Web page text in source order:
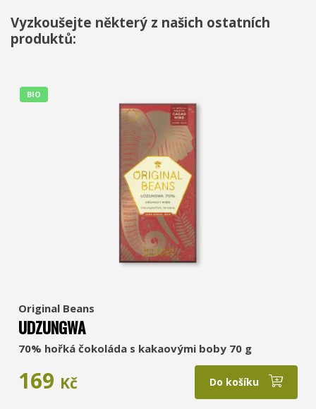
Vyzkoušejte některý z našich ostatních
produktů:
BIO
Original Beans
UDZUNGWA
70% hořká čokoláda s kakaovými boby 70 g
169 Kč Do košíku